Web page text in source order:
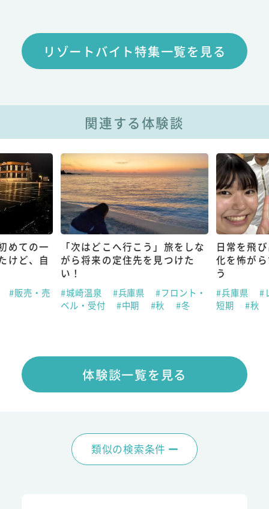
リゾートバイト特集一覧を見る
関連する体験談
めての一
けど、自
#販売・売
「次はどこへ行こう」旅をしな
がら将来の定住先を見つけた
い！
#城崎温泉 #兵庫県
#フロント・
ベル・受付
#中期 #秋 #冬
日常を飛
化を怖が
う
#兵庫県
#
短期
#秋
体験談一覧を見る
類似の検索条件